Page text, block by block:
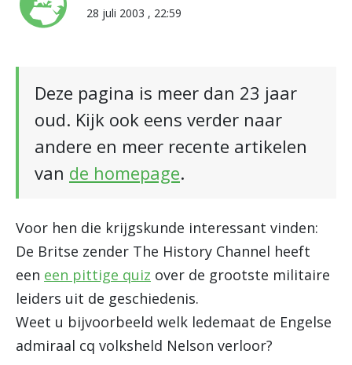
28 juli 2003 , 22:59
Deze pagina is meer dan 23 jaar
oud. Kijk ook eens verder naar
andere en meer recente artikelen
van de homepage.
Voor hen die krijgskunde interessant vinden:
De Britse zender The History Channel heeft
een een pittige quiz over de grootste militaire
leiders uit de geschiedenis.
Weet u bijvoorbeeld welk ledemaat de Engelse
admiraal cq volksheld Nelson verloor?